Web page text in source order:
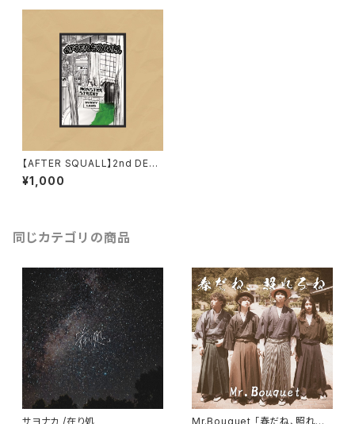
【AFTER SQUALL】2nd DEM
O「MONSTER STREET」
¥1,000
同じカテゴリの商品
サヨナカ /在り処 Mr.Bouquet 「春だね、照れる